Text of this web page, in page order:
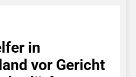
in
vor Gericht